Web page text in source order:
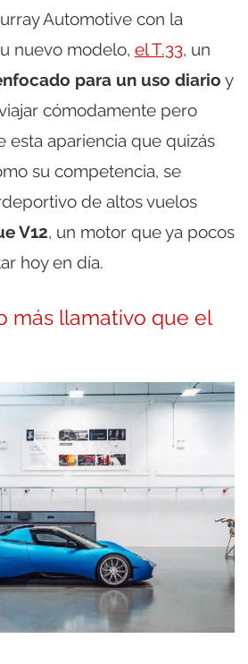
Automotive con la
nuevo modelo, el T.33, un
para un uso diario y
cómodamente pero
esta apariencia que quizás
su competencia, se
de altos vuelos
V12, un motor que ya pocos
hoy en día.
más llamativo que el